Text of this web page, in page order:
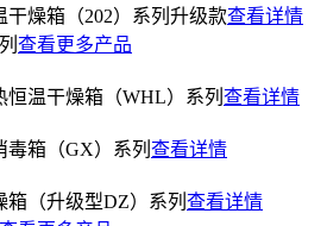
干燥箱（202）系列升级款查看详情
查看更多产品
恒温干燥箱（WHL）系列 查看详情
毒箱（GX）系列 查看详情
箱（升级型DZ）系列 查看详情